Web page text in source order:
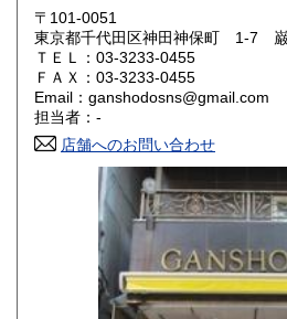
岡山県
山口県 430円
香川県 430円
高知県 430円
430円
430円
430円 鹿
〒101-0051
東京都千代田区神田神保町 1-7
ＴＥＬ：03-3233-0455
ＦＡＸ：03-3233-0455
Email：ganshodosns@gmail.com
担当者：-
店舗へのお問い合わせ